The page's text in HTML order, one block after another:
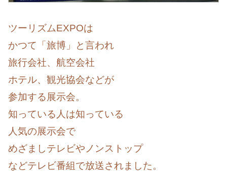
ツーリズムEXPOは
かつて「旅博」と言われ
旅行会社、航空会社
ホテル、観光協会などが
参加する展示会。
知っている人は知っている
人気の展示会で
めざましテレビやノンストップ
などテレビ番組で放送されました。